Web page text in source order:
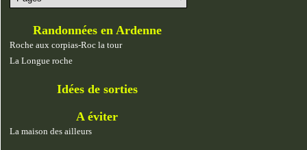
Randonnées en Ardenne
Roche aux corpias-Roc la tour
La Longue roche
Idées de sorties
A éviter
La maison des ailleurs